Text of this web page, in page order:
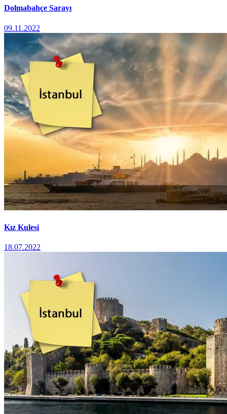
Dolmabahçe Sarayı
09.11.2022
Kız Kulesi
18.07.2022